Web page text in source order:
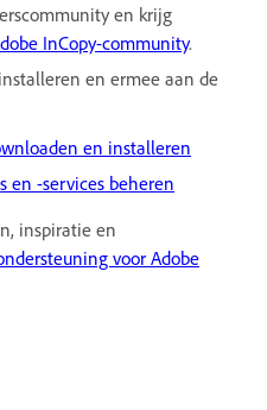
en krijg
InCopy-community.
en ermee aan de
en installeren
en -services beheren
inspiratie en
voor Adobe